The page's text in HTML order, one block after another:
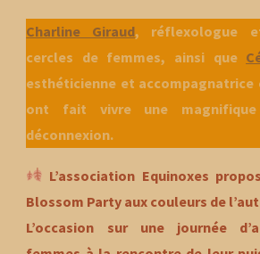
Charline Giraud, réflexologue
cercles de femmes, ainsi que
esthéticienne et accompagnatrice
ont fait vivre une magnifique
déconnexion.
L’association Equinoxes
Blossom Party aux couleurs de
L’occasion sur une journée